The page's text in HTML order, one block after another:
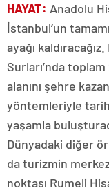
HAYAT: Anadolu
İstanbul’un
ayağı
Surları’nda
alanını şehre
yöntemleriyle
yaşamla
Dünyadaki diğer
da turizmin
noktası Rumeli